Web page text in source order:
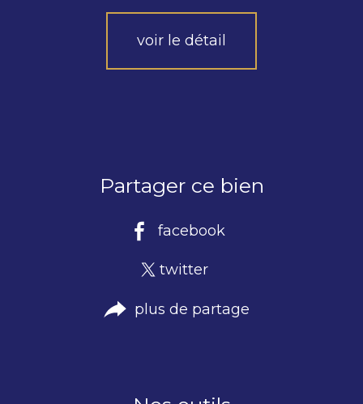
voir le détail
Partager ce bien
facebook
twitter
plus de partage